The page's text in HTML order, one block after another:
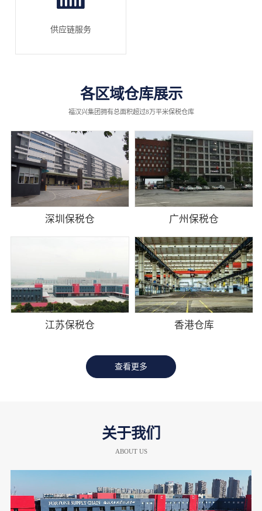
供应链服务
各区域仓库展示
福汉兴集团拥有总面积超过8万平米保税仓库
深圳保税仓 广州保税仓
江苏保税仓 香港仓库
查看更多
关于我们
ABOUT US